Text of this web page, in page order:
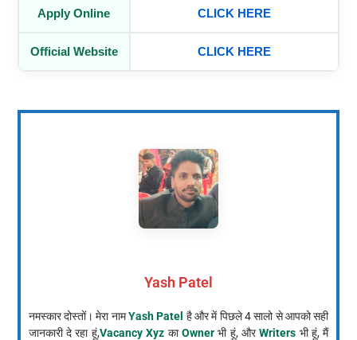
Apply Online CLICK HERE
Official Website CLICK HERE
Yash Patel
नमस्कार दोस्तों। मेरा नामYash Patel है और में पिछले 4 सालो से आपको सही
जानकारी दे रहा हूं,Vacancy Xyz काOwnerभी हूं, औरWriters भी हूं, मैं